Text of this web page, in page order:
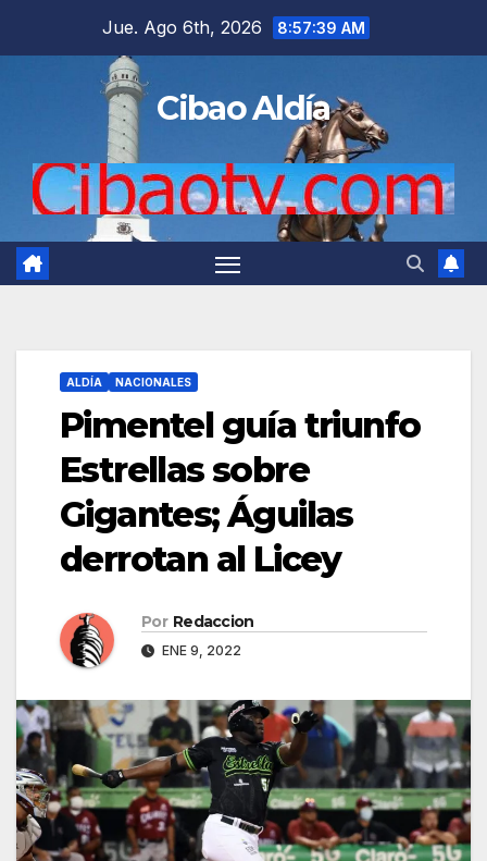
Jue. Ago 6th, 2026 8:57:40 AM
Cibao Aldía
ALDÍA NACIONALES
Pimentel guía triunfo
Estrellas sobre
Gigantes; Águilas
derrotan al Licey
Por Redaccion
ENE 9, 2022